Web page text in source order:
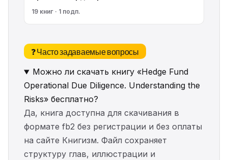
19 книг · 1 подп.
❓ Часто задаваемые вопросы
Можно ли скачать книгу «Hedge Fund
Operational Due Diligence. Understanding the
Risks» бесплатно?
Да, книга доступна для скачивания в
формате fb2 без регистрации и без оплаты
на сайте Книгизм. Файл сохраняет
структуру глав, иллюстрации и